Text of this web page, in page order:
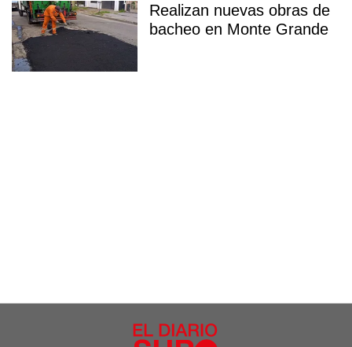
Realizan nuevas obras de
bacheo en Monte Grande